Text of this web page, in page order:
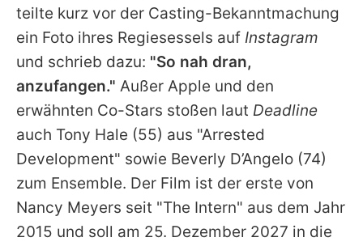
teilte kurz vor der Casting-Bekanntmachung
ein Foto ihres Regiesessels auf Instagram
und schrieb dazu: "So nah dran,
anzufangen." Außer Apple und den
erwähnten Co-Stars stoßen laut Deadline
auch Tony Hale (55) aus "Arrested
Development" sowie Beverly D’Angelo (74)
zum Ensemble. Der Film ist der erste von
Nancy Meyers seit "The Intern" aus dem Jahr
2015 und soll am 25. Dezember 2027 in die